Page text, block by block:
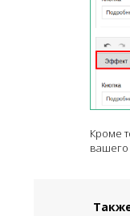
Кроме
вашего